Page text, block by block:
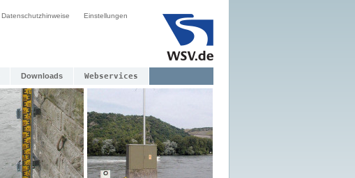
Datenschutzhinweise Einstellungen
Downloads Webservices